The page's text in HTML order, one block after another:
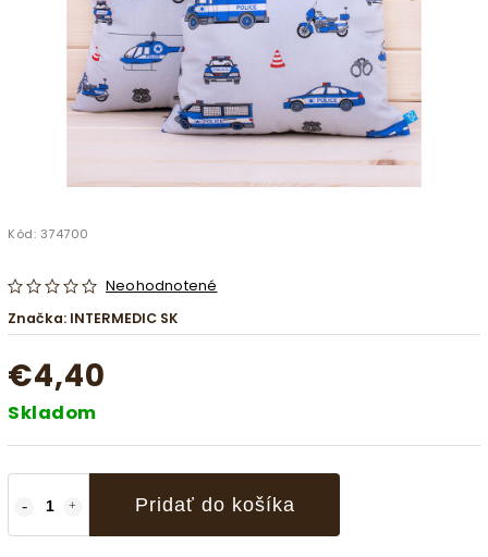
Kód: 374700
Neohodnotené
Značka: INTERMEDIC SK
€4,40
Skladom
Pridať do košíka